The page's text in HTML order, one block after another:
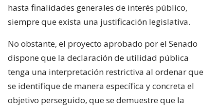
hasta finalidades generales de interés público,
siempre que exista una justificación legislativa.
No obstante, el proyecto aprobado por el Senado
dispone que la declaración de utilidad pública
tenga una interpretación restrictiva al ordenar que
se identifique de manera específica y concreta el
objetivo perseguido, que se demuestre que la